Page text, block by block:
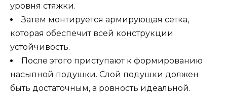
уровня стяжки.
Затем монтируется армирующая сетка,
которая обеспечит всей конструкции
устойчивость.
После этого приступают к формированию
насыпной подушки. Слой подушки должен
быть достаточным, а ровность идеальной.